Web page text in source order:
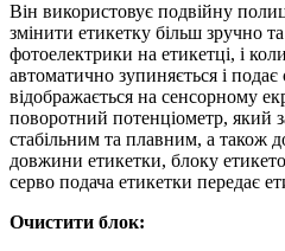
Він використовує подвійну
змінити етикетку більш зручно
фотоелектрики на етикетці, і
автоматично зупиняється і
відображається на сенсорному
поворотний потенціометр, який
стабільним та плавним, а також
довжини етикетки, блоку
серво подача етикетки передає
Очистити блок: